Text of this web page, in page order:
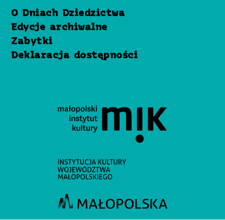
O Dniach Dziedzictwa
Edycje archiwalne
Zabytki
Deklaracja dostępności